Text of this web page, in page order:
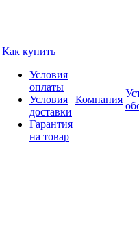
Как купить
Условия
оплаты
Условия
доставки
Гарантия
на товар
Компания